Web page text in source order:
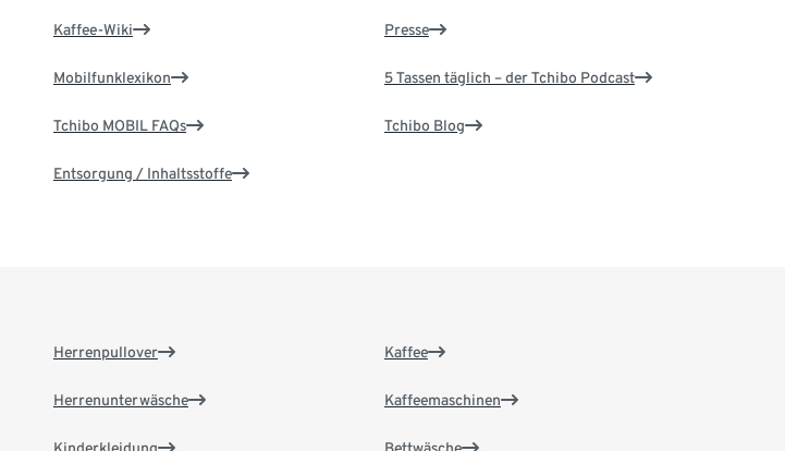
Kaffee-Wiki
Mobilfunklexikon
Tchibo MOBIL FAQs
Entsorgung / Inhaltsstoffe
Presse
5 Tassen täglich – der Tchibo Podcast
Tchibo Blog
Herrenpullover
Herrenunterwäsche
Kaffee
Kaffeemaschinen